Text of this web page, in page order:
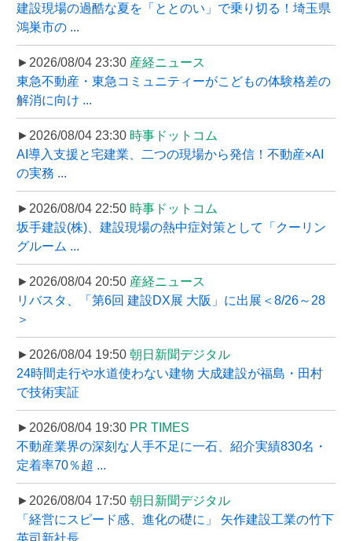
建設現場の過酷な夏を「ととのい」で乗り切る！埼玉県
鴻巣市の ...
►2026/08/04 23:30 産経ニュース
東急不動産・東急コミュニティーがこどもの体験格差の
解消に向け ...
►2026/08/04 23:30 時事ドットコム
AI導入支援と宅建業、二つの現場から発信！不動産×AI
の実務 ...
►2026/08/04 22:50 時事ドットコム
坂手建設(株)、建設現場の熱中症対策として「クーリン
グルーム ...
►2026/08/04 20:50 産経ニュース
リバスタ、「第6回 建設DX展 大阪」に出展＜8/26～28
＞
►2026/08/04 19:50 朝日新聞デジタル
24時間走行や水道使わない建物 大成建設が福島・田村
で技術実証
►2026/08/04 19:30 PR TIMES
不動産業界の深刻な人手不足に一石、紹介実績830名・
定着率70％超 ...
►2026/08/04 17:50 朝日新聞デジタル
「経営にスピード感、進化の礎に」 矢作建設工業の竹下
英司新社長